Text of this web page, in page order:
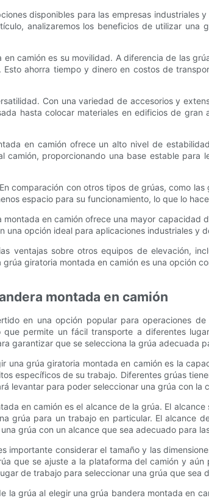
disponibles para las empresas
analizaremos los beneficios de utilizar
camión es su movilidad. A diferencia de las
ahorra tiempo y dinero en costos de
Con una variedad de accesorios y
hasta colocar materiales en edificios de
en camión ofrece un alto nivel de
proporcionando una base estable
comparación con otros tipos de grúas, como
espacio para su funcionamiento, lo que lo
en camión ofrece una mayor
una opción ideal para aplicaciones industriales y
ventajas sobre otros equipos de elevación,
giratoria montada en camión es una opción
montada en camión
en una opción popular para operaciones
permite un fácil transporte a diferentes
garantizar que se selecciona la grúa adecuada
una grúa giratoria montada en camión es la
específicos de su trabajo. Diferentes grúas
levantar para poder seleccionar una grúa con la
en camión es el alcance de la grúa. El
grúa para un trabajo en particular. El alcance
grúa con un alcance que sea adecuado para
considerar el tamaño y las
que se ajuste a la plataforma del camión y
de trabajo para seleccionar una grúa que sea
grúa al elegir una grúa bandera montada en